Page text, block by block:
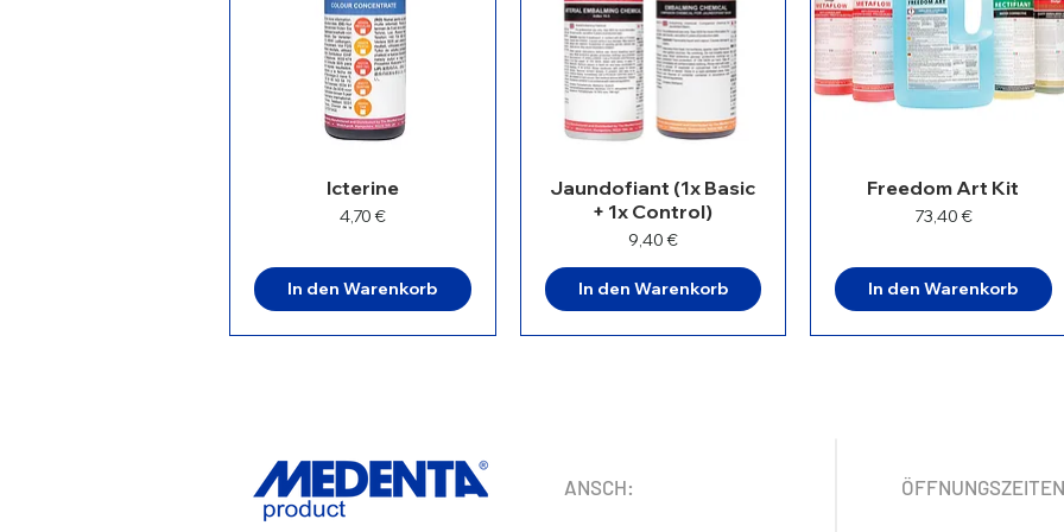
Icterine
Preis
4,70 €
In den Warenkorb
Jaundofiant (1x Basic
+ 1x Control)
Preis
9,40 €
In den Warenkorb
Freedom Art Kit
Preis
73,40 €
In den Warenkorb
ANSCH: ÖFFNUNGSZEITEN